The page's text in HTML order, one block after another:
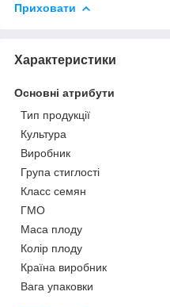
Приховати
Характеристики
Основні атрибути
Тип продукції
Культура
Виробник
Група стиглості
Класс семян
ГМО
Маса плоду
Колір плоду
Країна виробник
Вага упаковки